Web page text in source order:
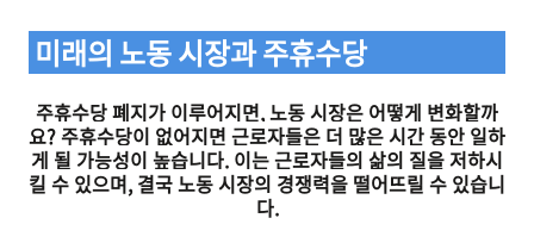
미래의 노동 시장과 주휴수당
주휴수당 폐지가 이루어지면, 노동 시장은 어떻게 변화할까
요? 주휴수당이 없어지면 근로자들은 더 많은 시간 동안 일하
게 될 가능성이 높습니다. 이는 근로자들의 삶의 질을 저하시
킬 수 있으며, 결국 노동 시장의 경쟁력을 떨어뜨릴 수 있습니
다.